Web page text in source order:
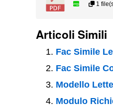
1
Articoli Simili
Fac Simile
Fac Simile
Modello
Modulo